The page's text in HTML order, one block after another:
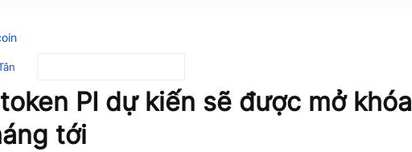
PI dự kiến ​​sẽ được mở khóa
tới